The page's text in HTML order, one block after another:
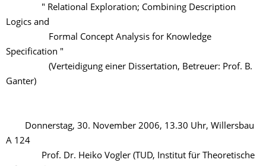
" Relational Exploration; Combining Description
Logics and
Formal Concept Analysis for Knowledge
Specification "
(Verteidigung einer Dissertation, Betreuer: Prof. B.
Ganter)
Donnerstag, 30. November 2006, 13.30 Uhr, Willersbau
A 124
Prof. Dr. Heiko Vogler (TUD, Institut für Theoretische